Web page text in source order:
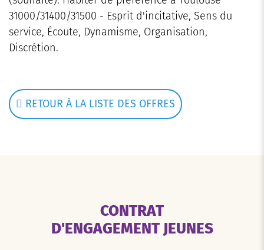
31000/31400/31500 - Esprit d'incitative, Sens du
service, Écoute, Dynamisme, Organisation,
Discrétion.
RETOUR À LA LISTE DES OFFRES
CONTRAT
D'ENGAGEMENT JEUNES